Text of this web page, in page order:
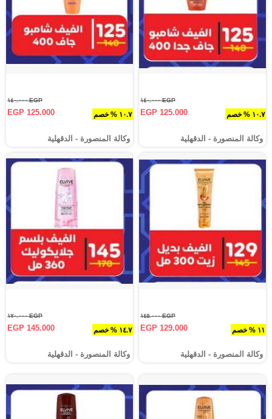
١٠.٧ % خصم
EGP ١٤٠.٠٠٠
EGP 125.000
وكالة المنصورة - الدقهلية‎
١٠.٧ % خصم
EGP ١٤٠.٠٠٠
EGP 125.000
وكالة المنصورة - الدقهلية‎
١١ % خصم
EGP ١٤٥.٠٠٠
EGP 129.000
وكالة المنصورة - الدقهلية‎
١٤.٧ % خصم
EGP ١٧٠.٠٠٠
EGP 145.000
وكالة المنصورة - الدقهلية‎